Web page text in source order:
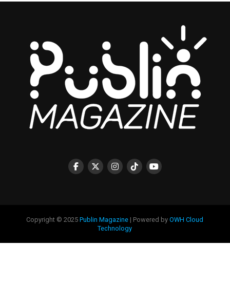
Copyright © 2025Publin Magazine | Powered byOWH Cloud
Technology